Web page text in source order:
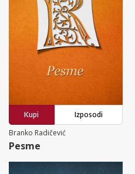
Kupi
Izposodi
Branko Radičević
Pesme